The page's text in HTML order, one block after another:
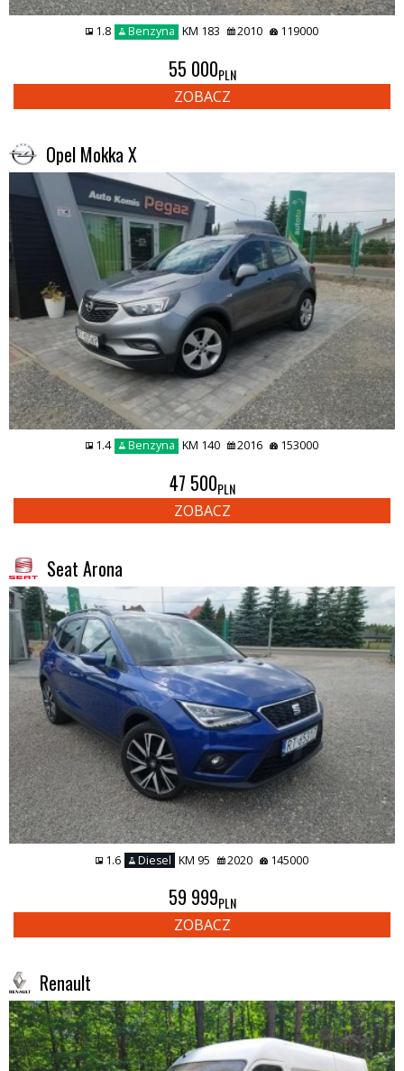
1.8 Benzyna KM 183 2010 119000
55 000PLN
ZOBACZ
Opel Mokka X
1.4 Benzyna KM 140 2016 153000
47 500PLN
ZOBACZ
Seat Arona
1.6 Diesel KM 95 2020 145000
59 999PLN
ZOBACZ
Renault